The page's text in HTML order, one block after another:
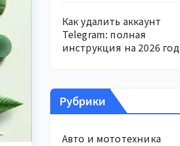
Как удалить аккаунт
Telegram: полная
инструкция на 2026 год
Рубрики
Авто и мототехника